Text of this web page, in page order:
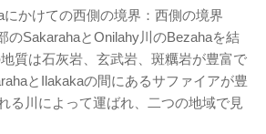
にかけての西側の境界：西側の境界
のSakarahaとOnilahy川のBezahaを結
質は石灰岩、玄武岩、斑糲岩が豊富で
とIlakakaの間にあるサファイアが豊
る川によって運ばれ、二つの地域で見